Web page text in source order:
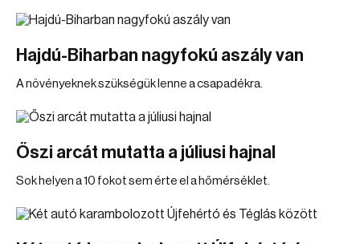
Hajdú-Biharban nagyfokú aszály van
A növényeknek szükségük lenne a csapadékra.
Őszi arcát mutatta a júliusi hajnal
Sok helyen a 10 fokot sem érte el a hőmérséklet.